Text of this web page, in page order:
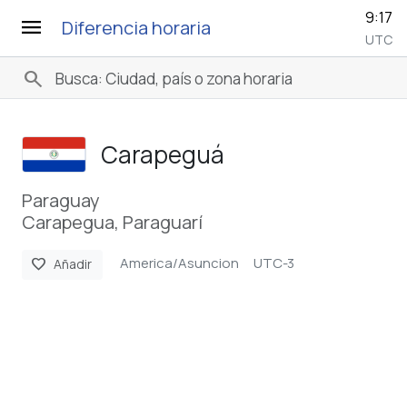
menu Diferencia horaria 9:17
UTC
search
Carapeguá
Paraguay
Carapegua, Paraguarí
favorite Añadir America/Asuncion UTC-3